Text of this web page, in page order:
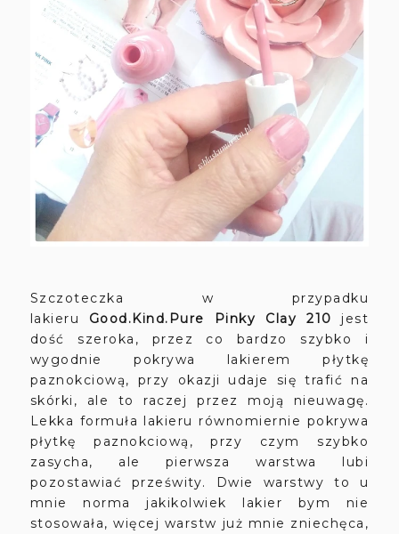
Szczoteczka w przypadku
lakieru Good.Kind.Pure Pinky Clay 210 jest
dość szeroka, przez co bardzo szybko i
wygodnie pokrywa lakierem płytkę
paznokciową, przy okazji udaje się trafić na
skórki, ale to raczej przez moją nieuwagę.
Lekka formuła lakieru równomiernie pokrywa
płytkę paznokciową, przy czym szybko
zasycha, ale pierwsza warstwa lubi
pozostawiać prześwity. Dwie warstwy to u
mnie norma jakikolwiek lakier bym nie
stosowała, więcej warstw już mnie zniechęca,